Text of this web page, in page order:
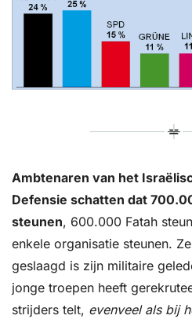
Ambtenaren van het
Defensie schatten dat
steunen, 600.000 Fatah
enkele organisatie steunen.
geslaagd is zijn militaire
jonge troepen heeft
strijders telt, evenveel als bij